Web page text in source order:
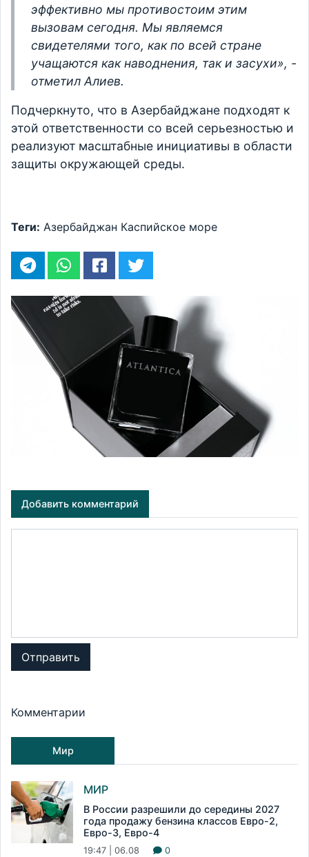
эффективно мы противостоим этим
вызовам сегодня. Мы являемся
свидетелями того, как по всей стране
учащаются как наводнения, так и засухи», -
отметил Алиев.
Подчеркнуто, что в Азербайджане подходят к
этой ответственности со всей серьезностью и
реализуют масштабные инициативы в области
защиты окружающей среды.
Теги: Азербайджан Каспийское море
Добавить комментарий
Отправить
Комментарии
Мир
МИР
В России разрешили до середины 2027
года продажу бензина классов Евро-2,
Евро-3, Евро-4
19:47 | 06.08 0